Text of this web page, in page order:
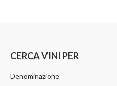
CERCA VINI PER
Denominazione